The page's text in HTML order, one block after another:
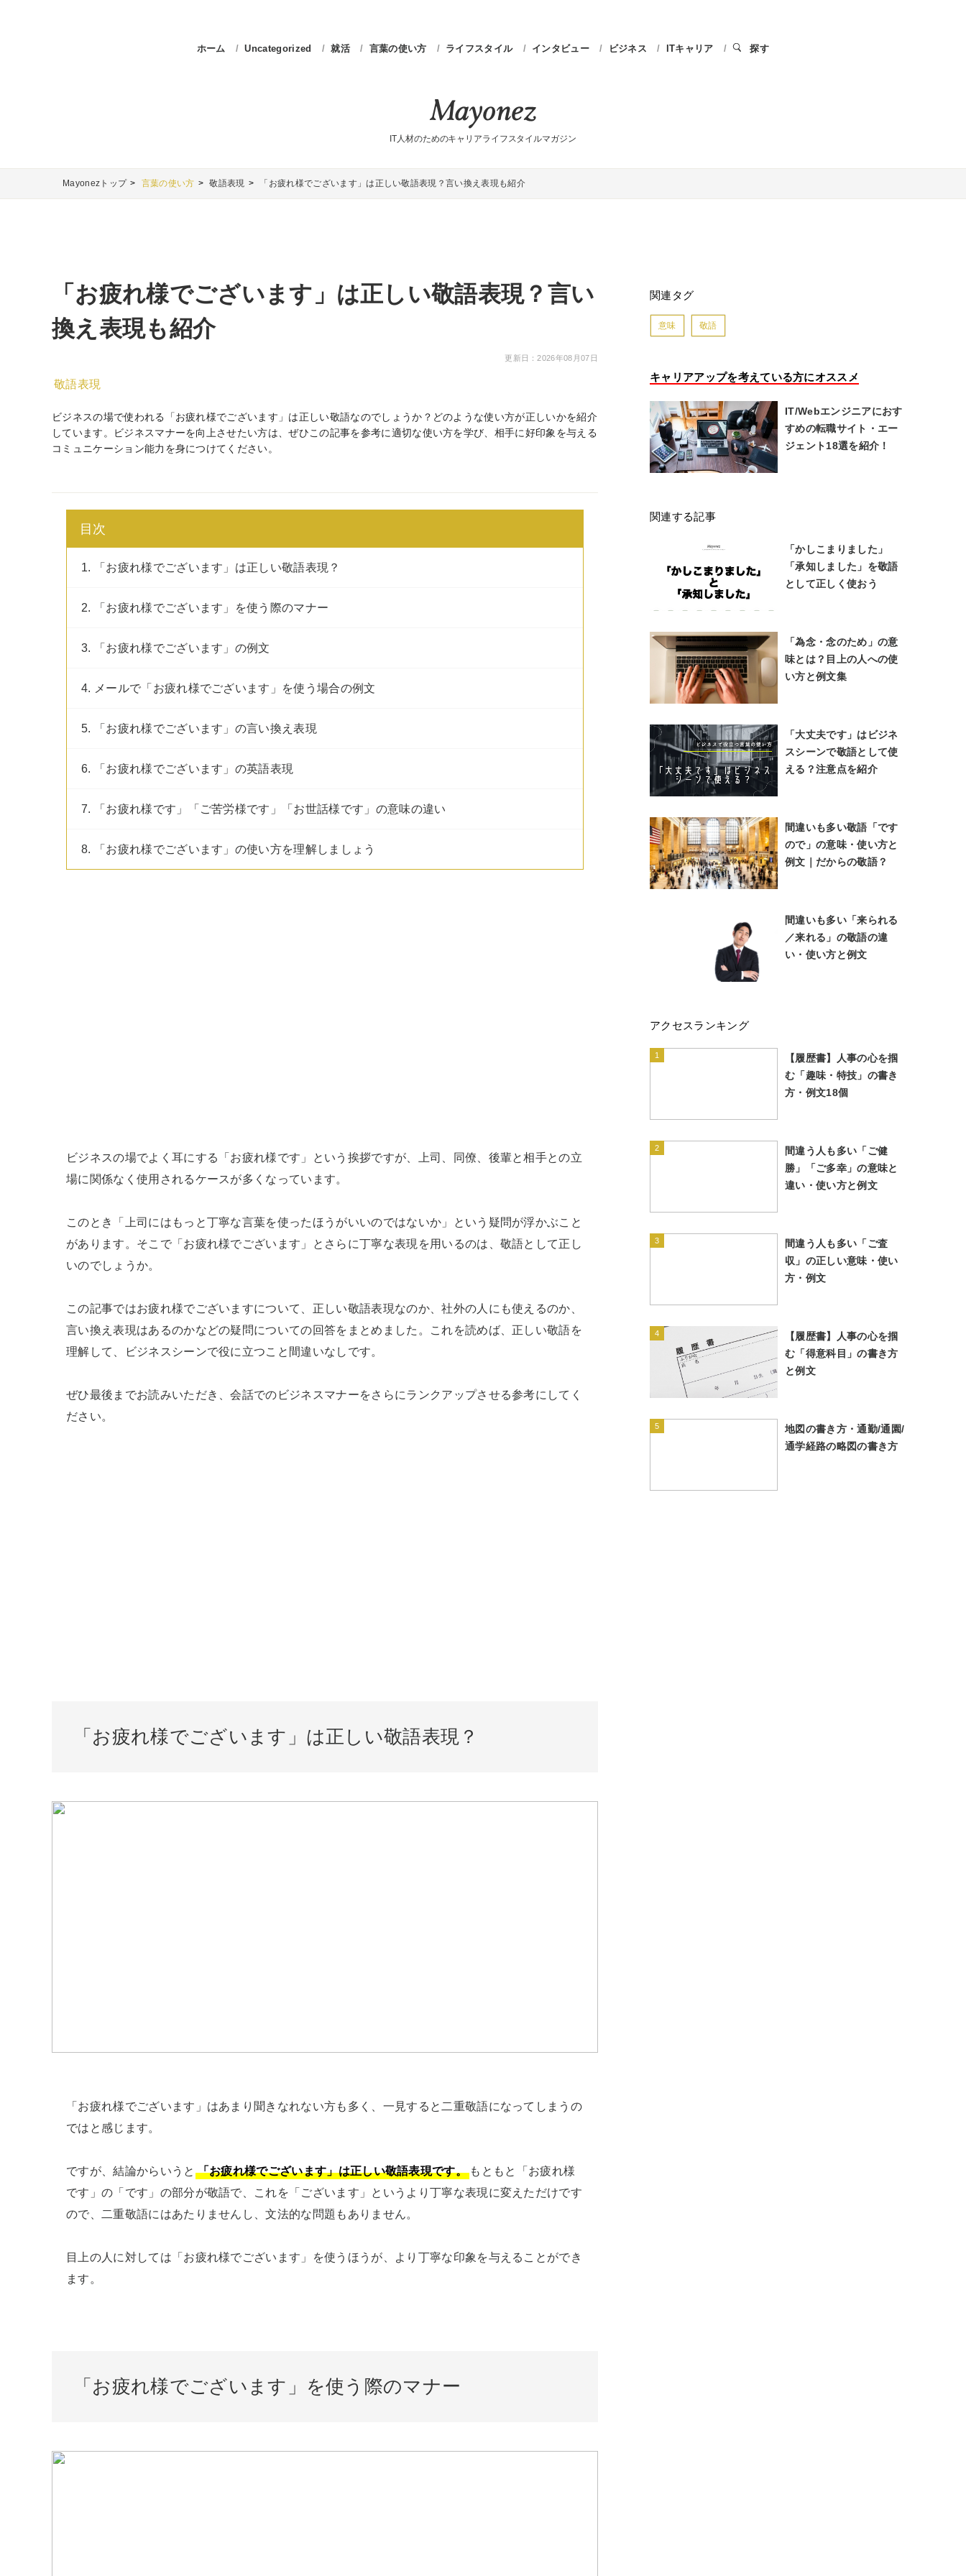
ホーム Uncategorized 就活 言葉の使い方 ライフスタイル インタビュー ビジネス ITキャリア 探す
IT人材のためのキャリアライフスタイルマガジン
Mayonezトップ 言葉の使い方 敬語表現 「お疲れ様でございます」は正しい敬語表現？言い換え表現も紹介
「お疲れ様でございます」は正しい敬語表現？言い
換え表現も紹介
更新日：2026年08月07日
敬語表現
ビジネスの場で使われる「お疲れ様でございます」は正しい敬語なのでしょうか？どのような使い方が正しいかを紹介
しています。ビジネスマナーを向上させたい方は、ぜひこの記事を参考に適切な使い方を学び、相手に好印象を与える
コミュニケーション能力を身につけてください。
目次
1. 「お疲れ様でございます」は正しい敬語表現？
2. 「お疲れ様でございます」を使う際のマナー
3. 「お疲れ様でございます」の例文
4. メールで「お疲れ様でございます」を使う場合の例文
5. 「お疲れ様でございます」の言い換え表現
6. 「お疲れ様でございます」の英語表現
7. 「お疲れ様です」「ご苦労様です」「お世話様です」の意味の違い
8. 「お疲れ様でございます」の使い方を理解しましょう
ビジネスの場でよく耳にする「お疲れ様です」という挨拶ですが、上司、同僚、後輩と相手との立
場に関係なく使用されるケースが多くなっています。
このとき「上司にはもっと丁寧な言葉を使ったほうがいいのではないか」という疑問が浮かぶこと
があります。そこで「お疲れ様でございます」とさらに丁寧な表現を用いるのは、敬語として正し
いのでしょうか。
この記事ではお疲れ様でございますについて、正しい敬語表現なのか、社外の人にも使えるのか、
言い換え表現はあるのかなどの疑問についての回答をまとめました。これを読めば、正しい敬語を
理解して、ビジネスシーンで役に立つこと間違いなしです。
ぜひ最後までお読みいただき、会話でのビジネスマナーをさらにランクアップさせる参考にしてく
ださい。
「お疲れ様でございます」は正しい敬語表現？
「お疲れ様でございます」はあまり聞きなれない方も多く、一見すると二重敬語になってしまうの
ではと感じます。
ですが、結論からいうと 「お疲れ様でございます」は正しい敬語表現です。 もともと「お疲れ様
です」の「です」の部分が敬語で、これを「ございます」というより丁寧な表現に変えただけです
ので、二重敬語にはあたりませんし、文法的な問題もありません。
目上の人に対しては「お疲れ様でございます」を使うほうが、より丁寧な印象を与えることができ
ます。
「お疲れ様でございます」を使う際のマナー
関連タグ
意味 敬語
キャリアアップを考えている方にオススメ
IT/Webエンジニアにおす
すめの転職サイト・エー
ジェント18選を紹介！
関連する記事
「かしこまりました」
「承知しました」を敬語
として正しく使おう
「為念・念のため」の意
味とは？目上の人への使
い方と例文集
「大丈夫です」はビジネ
スシーンで敬語として使
える？注意点を紹介
間違いも多い敬語「です
ので」の意味・使い方と
例文｜だからの敬語？
間違いも多い「来られる
／来れる」の敬語の違
い・使い方と例文
アクセスランキング
1
【履歴書】人事の心を掴
む「趣味・特技」の書き
方・例文18個
2
間違う人も多い「ご健
勝」「ご多幸」の意味と
違い・使い方と例文
3
間違う人も多い「ご査
収」の正しい意味・使い
方・例文
4
【履歴書】人事の心を掴
む「得意科目」の書き方
と例文
5
地図の書き方・通勤/通園/
通学経路の略図の書き方